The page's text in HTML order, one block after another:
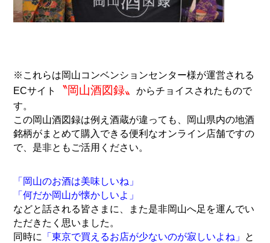
※これらは岡山コンベンションセンター様が運営される
ECサイト
〝岡山酒図録〟からチョイスされたもので
す。
この岡山酒図録は例え酒蔵が違っても、岡山県内の地酒
銘柄がまとめて購入できる便利なオンライン店舗ですの
で、是非ともご活用ください。
「岡山のお酒は美味しいね」
「何だか岡山が懐かしいよ」
などと話される皆さまに、また是非岡山へ足を運んでい
ただきたく思いました。
同時に 「東京で買えるお店が少ないのが寂しいよね」 と